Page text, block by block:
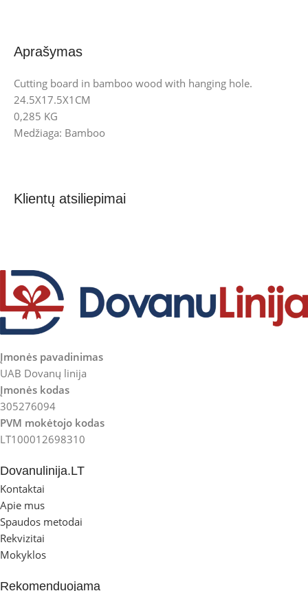
Aprašymas
Cutting board in bamboo wood with hanging hole.
24.5X17.5X1CM
0,285 KG
Medžiaga: Bamboo
Klientų atsiliepimai
Įmonės pavadinimas
UAB Dovanų linija
Įmonės kodas
305276094
PVM mokėtojo kodas
LT100012698310
Dovanulinija.LT
Kontaktai
Apie mus
Spaudos metodai
Rekvizitai
Mokyklos
Rekomenduojama